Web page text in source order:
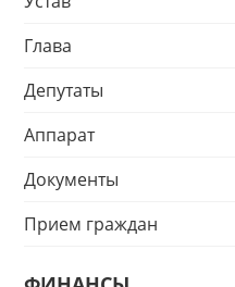
Глава
Депутаты
Аппарат
Документы
Прием граждан